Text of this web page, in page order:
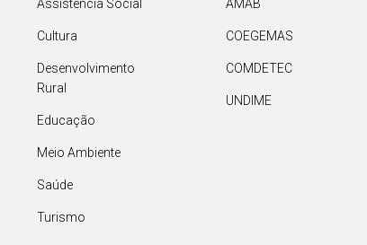
Assistência Social
Cultura
Desenvolvimento
Rural
Educação
Meio Ambiente
Saúde
Turismo
AMAB
COEGEMAS
COMDETEC
UNDIME